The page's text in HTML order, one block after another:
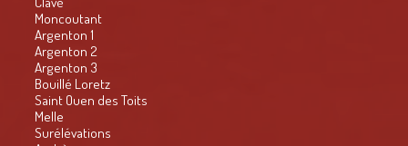
Moncoutant
Argenton 1
Argenton 2
Argenton 3
Bouillé Loretz
Saint Ouen des Toits
Melle
Surélévations